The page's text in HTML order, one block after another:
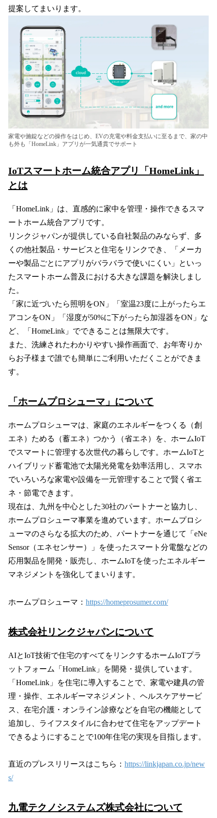
提案してまいります。
家電や施錠などの操作をはじめ、EVの充電や料金支払いに至るまで、家の中
も外も「HomeLink」アプリが一気通貫でサポート
IoTスマートホーム統合アプリ「HomeLink」
とは
「HomeLink」は、直感的に家中を管理・操作できるスマ
ートホーム統合アプリです。
リンクジャパンが提供している自社製品のみならず、多
くの他社製品・サービスと住宅をリンクでき、「メーカ
ーや製品ごとにアプリがバラバラで使いにくい」といっ
たスマートホーム普及における大きな課題を解決しまし
た。
「家に近づいたら照明をON」「室温23度に上がったらエ
アコンをON」「湿度が50%に下がったら加湿器をON」な
ど、「HomeLink」でできることは無限大です。
また、洗練されたわかりやすい操作画面で、お年寄りか
らお子様まで誰でも簡単にご利用いただくことができま
す。
「ホームプロシューマ」について
ホームプロシューマは、家庭のエネルギーをつくる（創
エネ）ためる（蓄エネ）つかう（省エネ）を、ホームIoT
でスマートに管理する次世代の暮らしです。ホームIoTと
ハイブリッド蓄電池で太陽光発電を効率活用し、スマホ
でいろいろな家電や設備を一元管理することで賢く省エ
ネ・節電できます。
現在は、九州を中心とした30社のパートナーと協力し、
ホームプロシューマ事業を進めています。ホームプロシ
ューマのさらなる拡大のため、パートナーを通じて「eNe
Sensor（エネセンサー）」を使ったスマート分電盤などの
応用製品を開発・販売し、ホームIoTを使ったエネルギー
マネジメントを強化してまいります。
ホームプロシューマ： https://homeprosumer.com/
株式会社リンクジャパンについて
AIとIoT技術で住宅のすべてをリンクするホームIoTプラ
ットフォーム「HomeLink」を開発・提供しています。
「HomeLink」を住宅に導入することで、家電や建具の管
理・操作、エネルギーマネジメント、ヘルスケアサービ
ス、在宅介護・オンライン診療などを自宅の機能として
追加し、ライフスタイルに合わせて住宅をアップデート
できるようにすることで100年住宅の実現を目指します。
直近のプレスリリースはこちら： https://linkjapan.co.jp/new
s/
九電テクノシステムズ株式会社について